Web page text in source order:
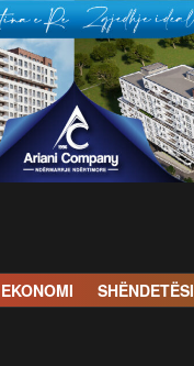
EKONOMI SHËNDETËSI